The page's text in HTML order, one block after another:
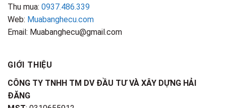
Thu mua: 0937.486.339
Web: Muabanghecu.com
Email: Muabanghecu@gmail.com
GIỚI THIỆU
CÔNG TY TNHH TM DV ĐẦU TƯ VÀ XÂY DỰNG HẢI
ĐĂNG